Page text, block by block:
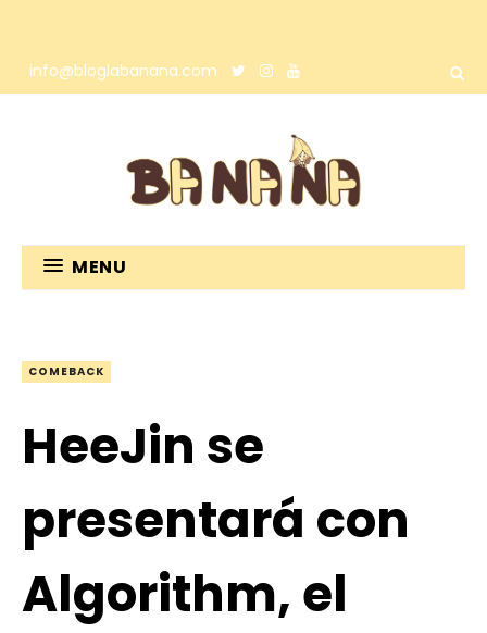
info@bloglabanana.com
MENU
COMEBACK
HeeJin se
presentará con
Algorithm, el